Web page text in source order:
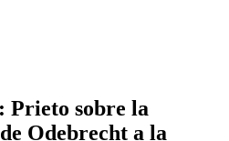
Prieto sobre la
Odebrecht a la